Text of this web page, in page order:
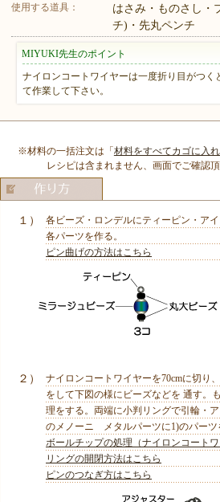
使用する道具：
はさみ・ものさし・
チ)・先丸ペンチ
MIYUKI先生のポイント
ナイロンコートワイヤーは一度折り目がつく
て作業して下さい。
※材料の一括注文は「材料をすべてカゴに入
レシピは含まれません、画面でご確認
１）
各ビーズ・ロンデルにティーピン・ア
各パーツを作る。
ピン曲げの方法はこちら
２）
ナイロンコートワイヤーを70cmに切り
をして下図の様にビーズなどを 通す。
理をする。両端に小判リングで引輪・
のメノーニ メタルパーツに1)のパーツ
ボールチップの処理（ナイロンコート
リングの開閉方法はこちら
ピンのつなぎ方はこちら